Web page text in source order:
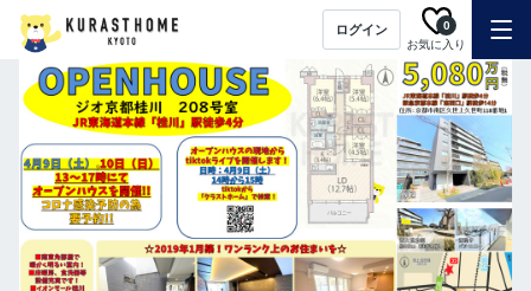
ログイン
お気に入り
0